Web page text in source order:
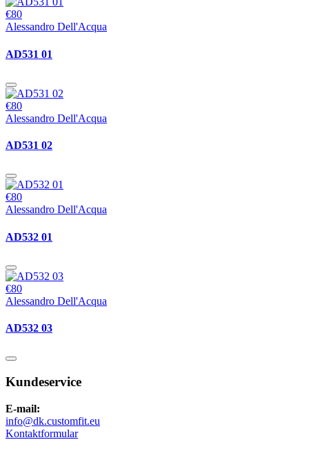
€80
Alessandro Dell'Acqua
AD531 01
€80
Alessandro Dell'Acqua
AD531 02
€80
Alessandro Dell'Acqua
AD532 01
€80
Alessandro Dell'Acqua
AD532 03
Kundeservice
E-mail:
info@dk.customfit.eu
Kontaktformular